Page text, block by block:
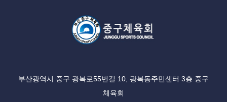
부산광역시 중구 광복로55번길 10, 광복동주민센터 3층 중구
체육회